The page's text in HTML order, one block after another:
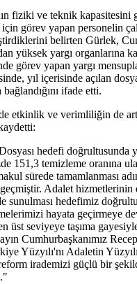
fiziki ve teknik kapasitesini
görev yapan personelin
belirten Gürlek,
yüksek yargı organlarına
görev yapan yargı
yıl içerisinde açılan
bağlandığını ifade etti.
etkinlik ve verimliliğin de
hedefi doğrultusunda
151,3 temizleme oranına
sürede tamamlanması
Adalet hizmetlerinin
sunulması hedefimiz
hayata geçirmeye
üst seviyeye taşıma gayesiyle
Cumhurbaşkanımız
Yüzyılı'nı Adaletin
irademizi güçlü bir